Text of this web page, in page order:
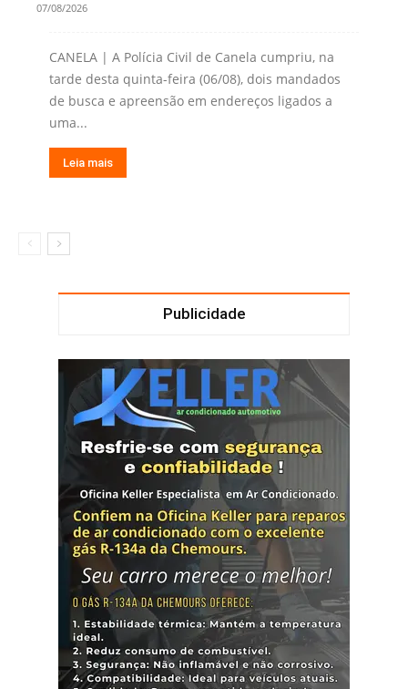
07/08/2026
CANELA | A Polícia Civil de Canela cumpriu, na
tarde desta quinta-feira (06/08), dois mandados
de busca e apreensão em endereços ligados a
uma...
Leia mais
Publicidade